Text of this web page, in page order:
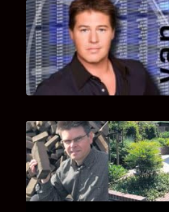
UITSTEL VAN
Bekijk hier de fragmenten
van Bricks and Stones aan
INTERVIEW MET HANS
Hoe Bricks and Stones
Hans Boerema motiveert in
klinkers en